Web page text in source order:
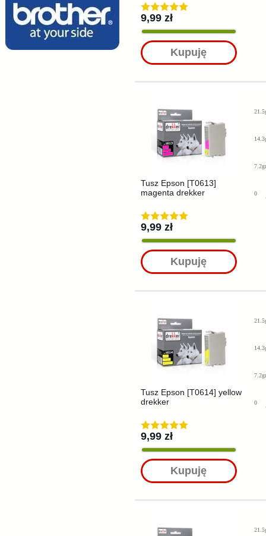
9,99 zł
Kupuję
Tusz Epson [T0613]
magenta drekker
9,99 zł
Kupuję
7.2gr
0
Tusz Epson [T0614] yellow
drekker
9,99 zł
Kupuję
7.2gr
0